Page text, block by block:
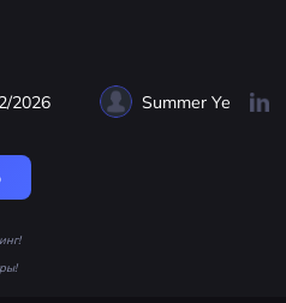
2026 Summer Ye